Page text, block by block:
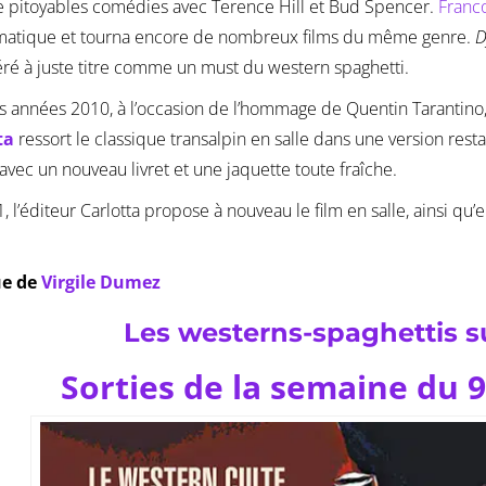
pitoyables comédies avec Terence Hill et Bud Spencer.
et tourna encore de nombreux films du même genre.
à juste titre comme un must du western spaghetti.
années 2010, à l’occasion de l’hommage de Quentin
ressort le classique transalpin en salle dans une version
un nouveau livret et une jaquette toute fraîche.
l’éditeur Carlotta propose à nouveau le film en salle, ainsi
deVirgile Dumez
Les westerns-spaghettis
Sorties de la semaine du